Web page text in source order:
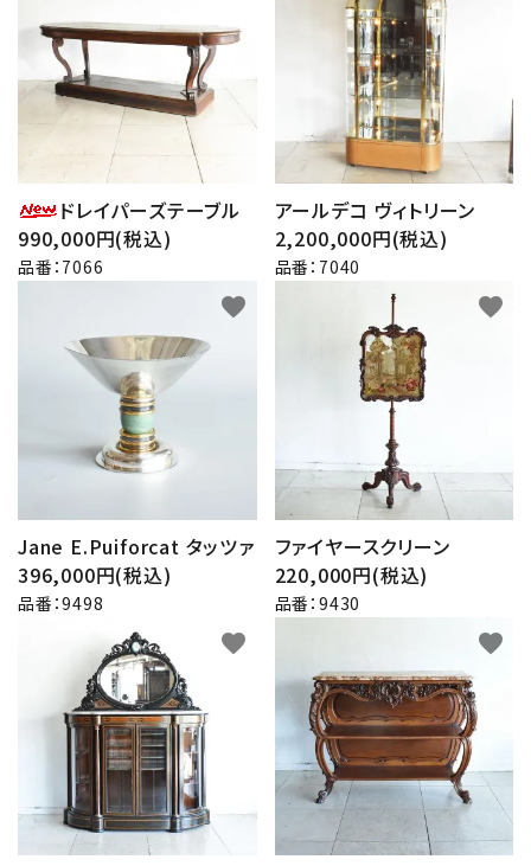
ドレイパーズテーブル
990,000円(税込)
品番：7066
アールデコ ヴィトリーン
2,200,000円(税込)
品番：7040
Jane E.Puiforcat タッツァ
396,000円(税込)
品番：9498
favorite
ファイヤースクリーン
220,000円(税込)
品番：9430
favorite
favorite favorite